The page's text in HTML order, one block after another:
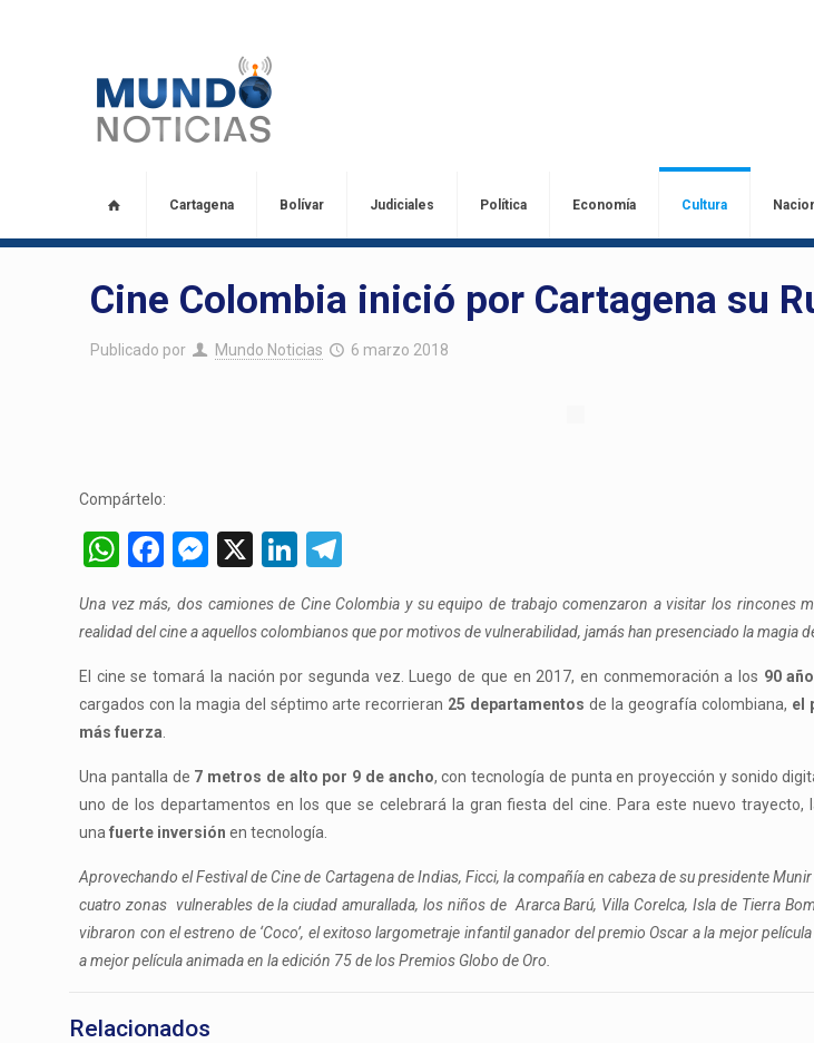
Cartagena Bolívar Judiciales Política Economía Cultura
Cine Colombia inició por Cartagena su
Publicado por Mundo Noticias 6 marzo 2018
Compártelo:
WhatsApp
Facebook
Messenger
X LinkedIn
Una vez más, dos camiones de Cine Colombia y su equipo de trabajo comenzaron a visitar los rincones
realidad del cine a aquellos colombianos que por motivos de vulnerabilidad, jamás han presenciado la magia
El cine se tomará la nación por segunda vez. Luego de que en 2017, en conmemoración a los 90
cargados con la magia del séptimo arte recorrieran 25 departamentos de la geografía colombiana, el
más fuerza
Una pantalla de 7 metros de alto por 9 de ancho, con tecnología de punta en proyección y sonido
uno de los departamentos en los que se celebrará la gran fiesta del cine. Para este nuevo trayecto,
unafuerte inversión en tecnología.
Aprovechando el Festival de Cine de Cartagena de Indias, Ficci, la compañía en cabeza de su presidente
cuatro zonas vulnerables de laciudad amurallada, los niños de Ararca Barú, Villa Corelca, Isla de Tierra
vibraron con el estreno de ‘Coco’, el exitoso largometraje infantil ganador del premio Oscar a la mejor
a mejor película animada en la edición 75 de los Premios Globo de Oro.
Relacionados